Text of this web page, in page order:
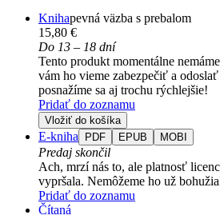
Knihapevná väzba s prebalom
15,80 €
Do 13 – 18 dní
Tento produkt momentálne
vám ho vieme zabezpečiť a
posnažíme sa aj trochu rýchlejšie!
Pridať do zoznamu
Vložiť do košíka
E-kniha PDF EPUB MOBI
Predaj skončil
Ach, mrzí nás to, ale platnosť
vypršala. Nemôžeme ho už
Pridať do zoznamu
Čítaná